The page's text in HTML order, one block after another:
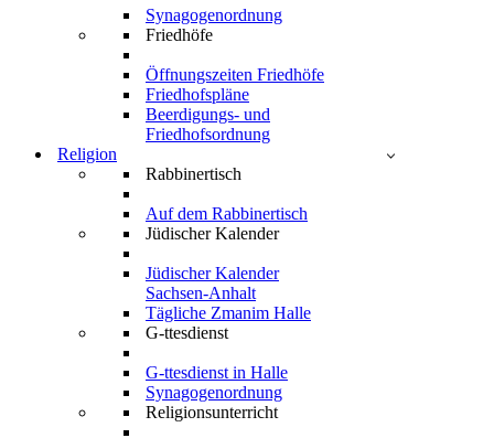
Synagogenordnung
Friedhöfe
Öffnungszeiten Friedhöfe
Friedhofspläne
Beerdigungs- und
Friedhofsordnung
Religion
Rabbinertisch
Auf dem Rabbinertisch
Jüdischer Kalender
Jüdischer Kalender
Sachsen-Anhalt
Tägliche Zmanim Halle
G-ttesdienst
G-ttesdienst in Halle
Synagogenordnung
Religionsunterricht